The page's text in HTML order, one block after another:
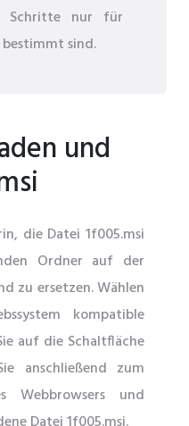
Schritte nur für
sind.
und
die Datei 1f005.msi
Ordner auf der
zu ersetzen. Wählen
kompatible
auf die Schaltfläche
anschließend zum
Webbrowsers und